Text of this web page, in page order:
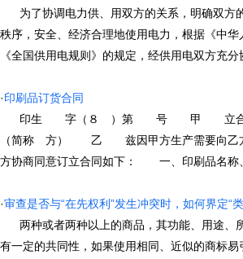
为了协调电力供、用双方的关系，明确双方
秩序，安全、经济合理地使用电力，根据《中华
《全国供用电规则》的规定，经供用电双方充
·印刷品订货合同
印生 字（８ ）第 号 甲 立合
（简称 方） 乙 兹因甲方生产需要向乙方
方协商同意订立合同如下： 一、印刷品名称
·审查是否与“在先权利”发生冲突时，如何界定“
两种或者两种以上的商品，其功能、用途、
有一定的共同性，如果使用相同、近似的商标